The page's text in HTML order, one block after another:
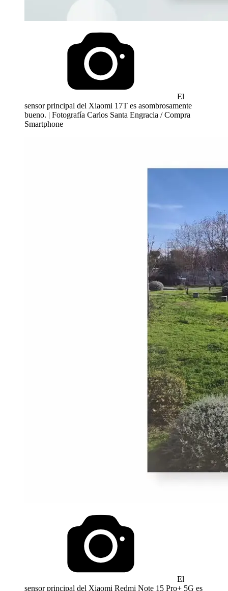
El
sensor principal del Xiaomi 17T es asombrosamente
bueno. | Fotografía Carlos Santa Engracia / Compra
Smartphone
El
sensor principal del Xiaomi Redmi Note 15 Pro+ 5G es